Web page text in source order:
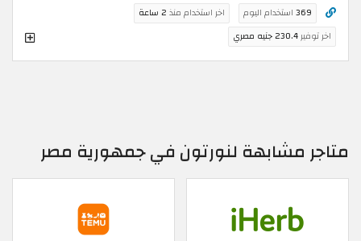
369 استخدام اليوم اخر استخدام منذ 2 ساعة
اخر توفير230.4 جنيه مصري
متاجر مشابهة لنورتون في جمهورية مصر